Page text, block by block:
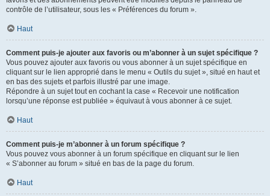
contrôle de l’utilisateur, sous les « Préférences du forum ».
Haut
Comment puis-je ajouter aux favoris ou m’abonner à un sujet spécifique ?
Vous pouvez ajouter aux favoris ou vous abonner à un sujet spécifique en
cliquant sur le lien approprié dans le menu « Outils du sujet », situé en haut et
en bas des sujets et parfois illustré par une image.
Répondre à un sujet tout en cochant la case « Recevoir une notification
lorsqu’une réponse est publiée » équivaut à vous abonner à ce sujet.
Haut
Comment puis-je m’abonner à un forum spécifique ?
Vous pouvez vous abonner à un forum spécifique en cliquant sur le lien
« S’abonner au forum » situé en bas de la page du forum.
Haut